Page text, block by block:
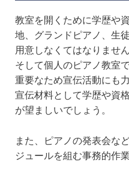
教室を開くために学歴や
地、グランドピアノ、生
用意しなくてはなりません
そして個人のピアノ教室
重要なため宣伝活動にも
宣伝材料として学歴や資
が望ましいでしょう。
また、ピアノの発表会な
ジュールを組む事務的作